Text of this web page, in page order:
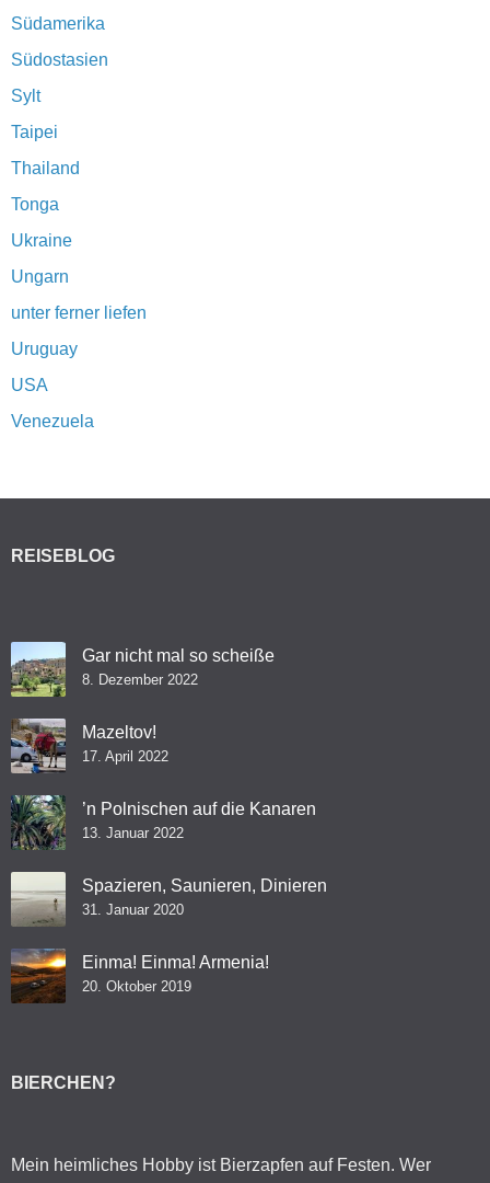
Südamerika
Südostasien
Sylt
Taipei
Thailand
Tonga
Ukraine
Ungarn
unter ferner liefen
Uruguay
USA
Venezuela
REISEBLOG
Gar nicht mal so scheiße
8. Dezember 2022
Mazeltov!
17. April 2022
’n Polnischen auf die Kanaren
13. Januar 2022
Spazieren, Saunieren, Dinieren
31. Januar 2020
Einma! Einma! Armenia!
20. Oktober 2019
BIERCHEN?
Mein heimliches Hobby ist Bierzapfen auf Festen. Wer